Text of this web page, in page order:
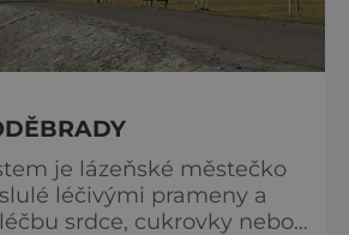
je lázeňské městečko
léčivými prameny a
srdce, cukrovky nebo